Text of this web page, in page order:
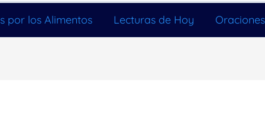
por los Alimentos Lecturas de Hoy